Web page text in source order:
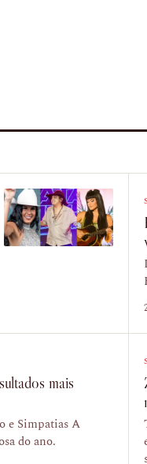
mais
e Simpatias A
do ano.